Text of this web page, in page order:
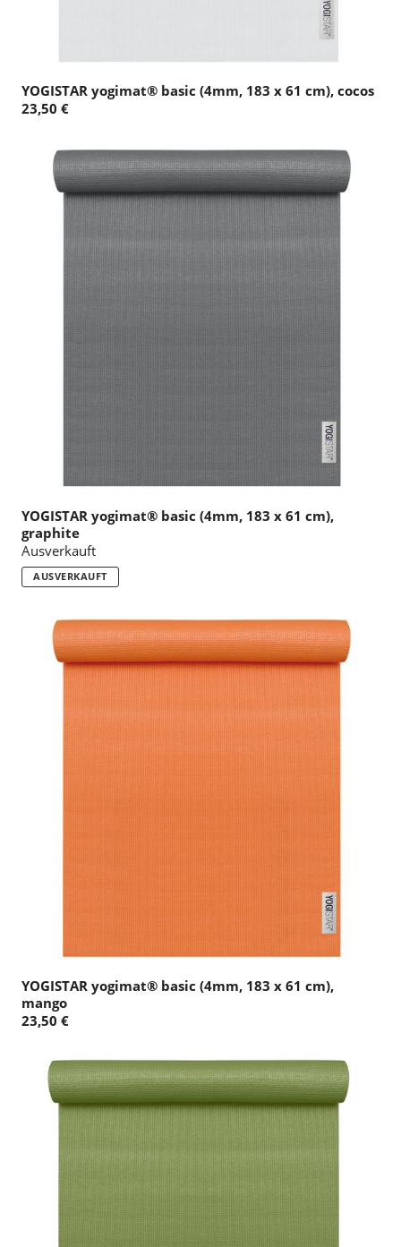
YOGISTAR yogimat® basic (4mm, 183 x 61 cm), cocos
23,50 €
YOGISTAR yogimat® basic (4mm, 183 x 61 cm),
graphite
Ausverkauft
AUSVERKAUFT
YOGISTAR yogimat® basic (4mm, 183 x 61 cm),
mango
23,50 €